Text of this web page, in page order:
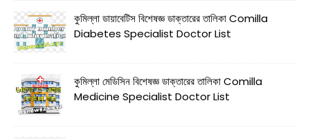
কুমিল্লা ডায়াবেটিস বিশেষজ্ঞ ডাক্তারের তালিকা Comilla
Diabetes Specialist Doctor List
কুমিল্লা মেডিসিন বিশেষজ্ঞ ডাক্তারের তালিকা Comilla
Medicine Specialist Doctor List